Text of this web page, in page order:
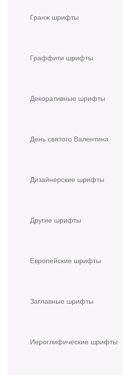
Гранж шрифты
Граффити шрифты
Декоративные шрифты
День святого Валентина
Дизайнерские шрифты
Другие шрифты
Европейские шрифты
Заглавные шрифты
Иероглифические шрифты